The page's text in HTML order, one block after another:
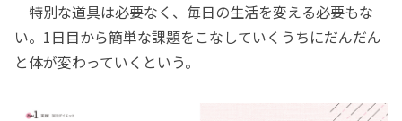
特別な道具は必要なく、毎日の生活を変える必要もな
い。1日目から簡単な課題をこなしていくうちにだんだん
と体が変わっていくという。